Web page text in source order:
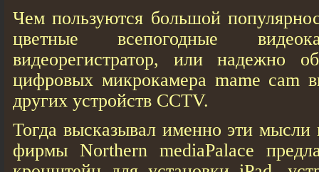
Чем пользуются большой
цветные всепогодные
видеорегистратор, или надежно
цифровых микрокамера mame cam
других устройств CCTV.
Тогда высказывал именно эти
фирмы Northern mediaPalace